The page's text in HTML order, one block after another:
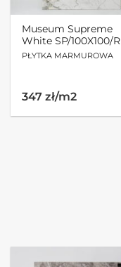
Museum Supreme
White SP/100X100/R
PŁYTKA MARMUROWA
347 zł/m2